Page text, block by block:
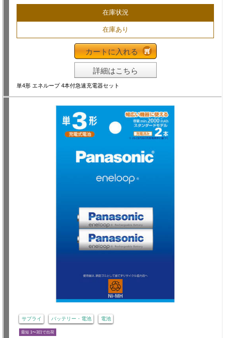
在庫状況
在庫あり
カートに入れる
詳細はこちら
単4形 エネループ 4本付急速充電器セット
サプライ バッテリー・電池 電池
最短 1〜3日で出荷